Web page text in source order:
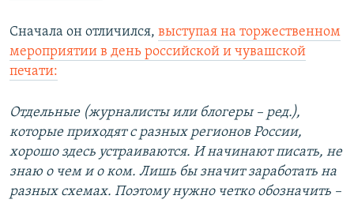
Сначала он отличился, выступая на торжественном
мероприятии в день российской и чувашской
печати:
Отдельные (журналисты или блогеры – ред.),
которые приходят с разных регионов России,
хорошо здесь устраиваются. И начинают писать, не
знаю о чем и о ком. Лишь бы значит заработать на
разных схемах. Поэтому нужно четко обозначить –